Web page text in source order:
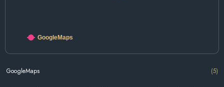
GoogleMaps
GoogleMaps (5)